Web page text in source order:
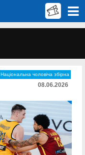
Національна чоловіча збірна
08.06.2026